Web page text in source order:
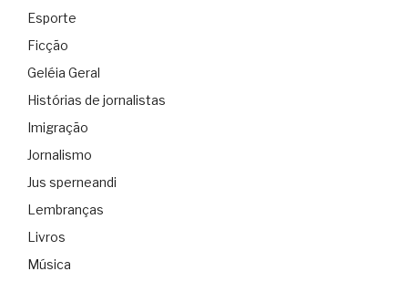
Esporte
Ficção
Geléia Geral
Histórias de jornalistas
Imigração
Jornalismo
Jus sperneandi
Lembranças
Livros
Música